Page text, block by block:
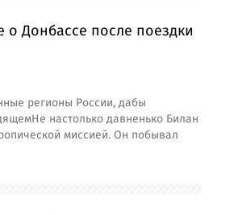
Донбассе после поездки
регионы России, дабы
настолько давненько Билан
миссией. Он побывал